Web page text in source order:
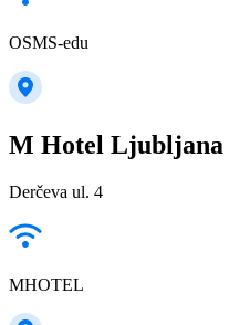
OSMS-edu
M Hotel Ljubljana
Derčeva ul. 4
MHOTEL